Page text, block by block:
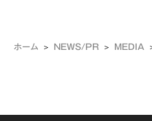
ホーム NEWS/PR MEDIA